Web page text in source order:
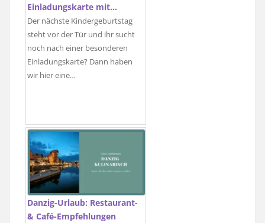
Einladungskarte mit…
Der nächste Kindergeburtstag
steht vor der Tür und ihr sucht
noch nach einer besonderen
Einladungskarte? Dann haben
wir hier eine…
Danzig-Urlaub: Restaurant-
& Café-Empfehlungen